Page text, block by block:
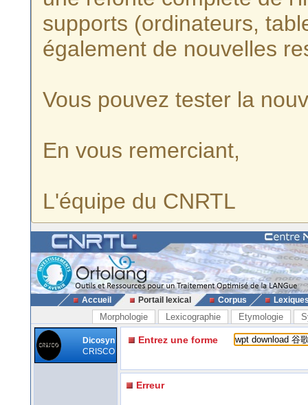
supports (ordinateurs,
également de nouvelles
Vous pouvez tester la
En vous remerciant,
L'équipe du CNRTL
Accueil Portail lexical Corpus
Morphologie Lexicographie Etymologie
Dicosyn
CRISCO
Entrez une forme
Erreur